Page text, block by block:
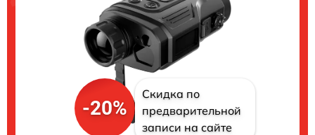
-20%
Скидка по
предварительной
записи на сайте